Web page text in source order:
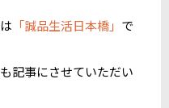
「誠品生活日本橋」 で
記事にさせていただい